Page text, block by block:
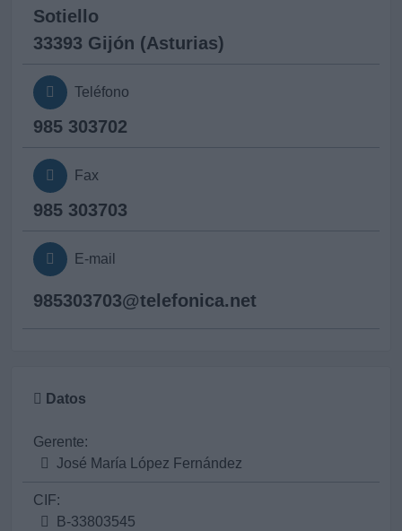
Sotiello
33393 Gijón (Asturias)
Teléfono
985 303702
Fax
985 303703
E-mail
985303703@telefonica.net
Datos
Gerente:
José María López Fernández
CIF:
B-33803545